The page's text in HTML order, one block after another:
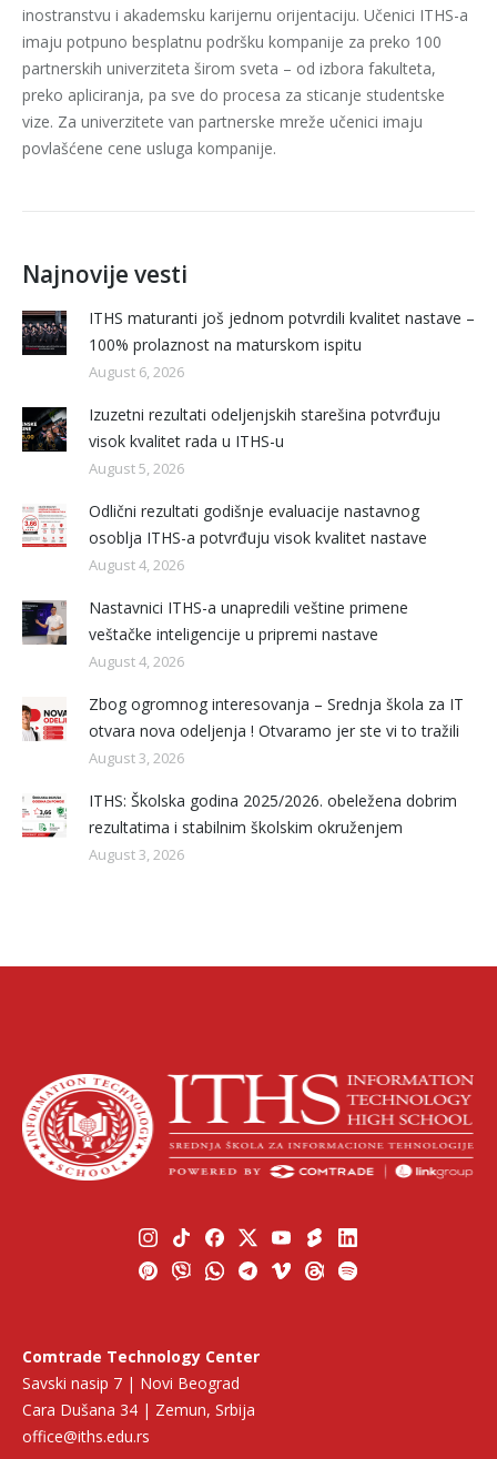
inostranstvu i akademsku karijernu orijentaciju. Učenici ITHS-a
imaju potpuno besplatnu podršku kompanije za preko 100
partnerskih univerziteta širom sveta – od izbora fakulteta,
preko apliciranja, pa sve do procesa za sticanje studentske
vize. Za univerzitete van partnerske mreže učenici imaju
povlašćene cene usluga kompanije.
Najnovije vesti
ITHS maturanti još jednom potvrdili kvalitet nastave –
100% prolaznost na maturskom ispitu
August 6, 2026
Izuzetni rezultati odeljenjskih starešina potvrđuju
visok kvalitet rada u ITHS-u
August 5, 2026
Odlični rezultati godišnje evaluacije nastavnog
osoblja ITHS-a potvrđuju visok kvalitet nastave
August 4, 2026
Nastavnici ITHS-a unapredili veštine primene
veštačke inteligencije u pripremi nastave
August 4, 2026
Zbog ogromnog interesovanja – Srednja škola za IT
otvara nova odeljenja ! Otvaramo jer ste vi to tražili
August 3, 2026
ITHS: Školska godina 2025/2026. obeležena dobrim
rezultatima i stabilnim školskim okruženjem
August 3, 2026
Comtrade Technology Center
Savski nasip 7 | Novi Beograd
Cara Dušana 34 | Zemun, Srbija
office@iths.edu.rs